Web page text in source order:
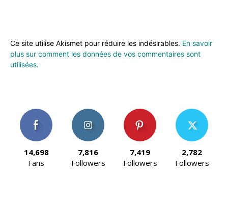
Ce site utilise Akismet pour réduire les indésirables. En savoir
plus sur comment les données de vos commentaires sont
utilisées.
14,698
Fans
7,816
Followers
7,419
Followers
2,782
Followers